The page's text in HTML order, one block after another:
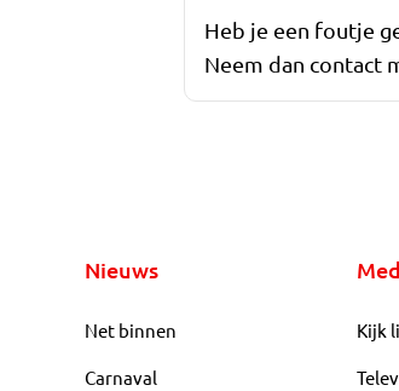
Heb je een foutje
Neem dan contact
Nieuws
Net binnen
Carnaval
Kijk